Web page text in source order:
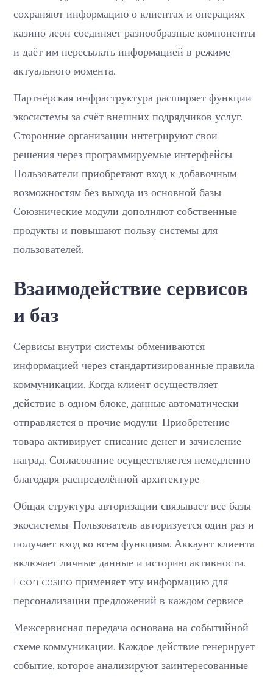
сохраняют информацию о клиентах и операциях.
казино леон соединяет разнообразные компоненты
и даёт им пересылать информацией в режиме
актуального момента.
Партнёрская инфраструктура расширяет функции
экосистемы за счёт внешних подрядчиков услуг.
Сторонние организации интегрируют свои
решения через программируемые интерфейсы.
Пользователи приобретают вход к добавочным
возможностям без выхода из основной базы.
Союзнические модули дополняют собственные
продукты и повышают пользу системы для
пользователей.
Взаимодействие сервисов
и баз
Сервисы внутри системы обмениваются
информацией через стандартизированные правила
коммуникации. Когда клиент осуществляет
действие в одном блоке, данные автоматически
отправляется в прочие модули. Приобретение
товара активирует списание денег и зачисление
наград. Согласование осуществляется немедленно
благодаря распределённой архитектуре.
Общая структура авторизации связывает все базы
экосистемы. Пользователь авторизуется один раз и
получает вход ко всем функциям. Аккаунт клиента
включает личные данные и историю активности.
Leon casino применяет эту информацию для
персонализации предложений в каждом сервисе.
Межсервисная передача основана на событийной
схеме коммуникации. Каждое действие генерирует
событие, которое анализируют заинтересованные